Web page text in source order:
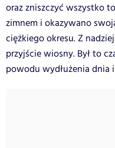
oraz zniszczyć wszystko
zimnem i okazywano
ciężkiego okresu. Z
przyjście wiosny. Był to
powodu wydłużenia dnia